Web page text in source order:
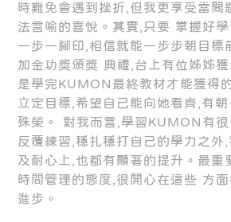
時難免會遇到挫折,但我更享受當問
法言喻的喜悅。其實,只要 掌握好學
一步一腳印,相信就能一步步朝目標
加金功獎頒獎 典禮,台上有位姊姊
是學完KUMON最終教材才能獲得
立定目標,希望自己能向她看齊,有
殊榮。 對我而言,學習KUMON有
反覆練習,穩扎穩打自己的學力之外
及耐心上,也都有顯著的提升。最重
時間管理的態度,很開心在這些 方
進步。